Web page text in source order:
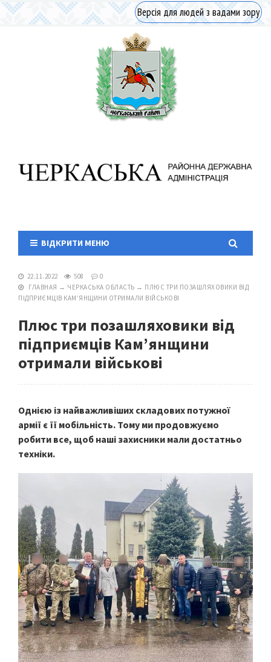
Версія для людей з вадами зору
ВІДКРИТИ МЕНЮ
22.11.2022 508
0
ГЛАВНАЯ → ЧЕРКАСЬКА ОБЛАСТЬ → ПЛЮС ТРИ ПОЗАШЛЯХОВИКИ ВІД
ПІДПРИЄМЦІВ КАМ’ЯНЩИНИ ОТРИМАЛИ ВІЙСЬКОВІ
Плюс три позашляховики від
підприємців Кам’янщини
отримали військові
Однією із найважливіших складових потужної
армії є її мобільність. Тому ми продовжуємо
робити все, щоб наші захисники мали достатньо
техніки.